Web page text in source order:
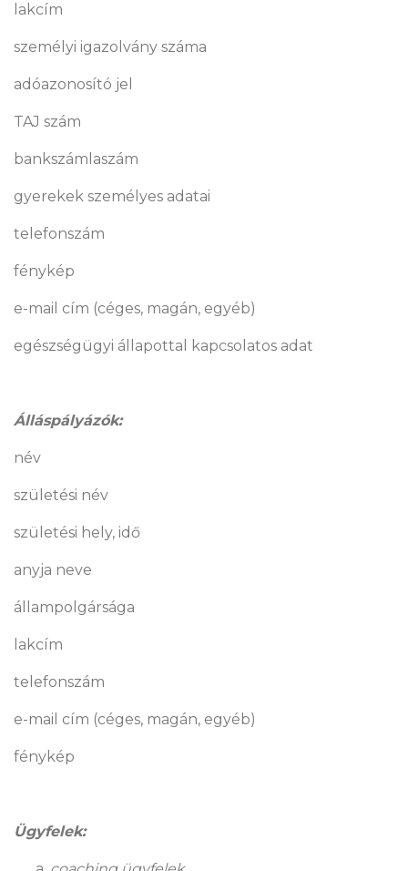
lakcím
személyi igazolvány száma
adóazonosító jel
TAJ szám
bankszámlaszám
gyerekek személyes adatai
telefonszám
fénykép
e-mail cím (céges, magán, egyéb)
egészségügyi állapottal kapcsolatos adat
Álláspályázók:
név
születési név
születési hely, idő
anyja neve
állampolgársága
lakcím
telefonszám
e-mail cím (céges, magán, egyéb)
fénykép
Ügyfelek: